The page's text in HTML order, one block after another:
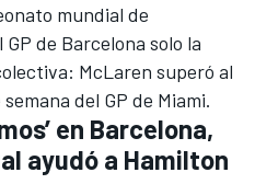
mundial de
de Barcelona solo la
McLaren superó al
del GP de Miami.
en Barcelona,
ayudó a Hamilton